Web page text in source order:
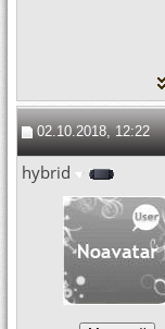
02.10.2018, 12:22
hybrid